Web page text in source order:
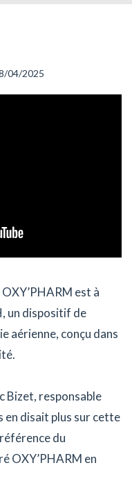
04/2025
est à
un dispositif de
aérienne, conçu dans
Bizet, responsable
en disait plus sur cette
du
OXY’PHARM en